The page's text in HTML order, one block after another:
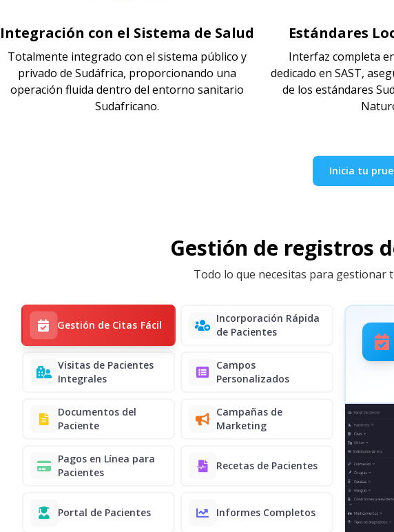
Integración con el Sistema de Salud
Totalmente integrado con el sistema público y
privado de Sudáfrica, proporcionando una
operación fluida dentro del entorno sanitario
Sudafricano.
Estándares
Interfaz completa
dedicado en SAST,
de los estándares
Inicia tu
Gestión de registros
Todo lo que necesitas para gestionar
Gestión de Citas Fácil
Incorporación Rápida
de Pacientes
Visitas de Pacientes
Integrales
Campos
Personalizados
Documentos del
Paciente
Campañas de
Marketing
Pagos en Línea para
Pacientes
Recetas de Pacientes
Portal de Pacientes Informes Completos